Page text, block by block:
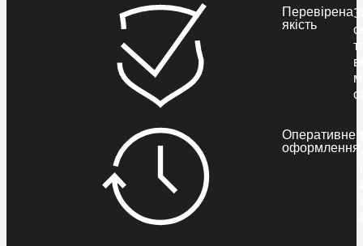
Перевірена
якість
Оперативне
оформлення